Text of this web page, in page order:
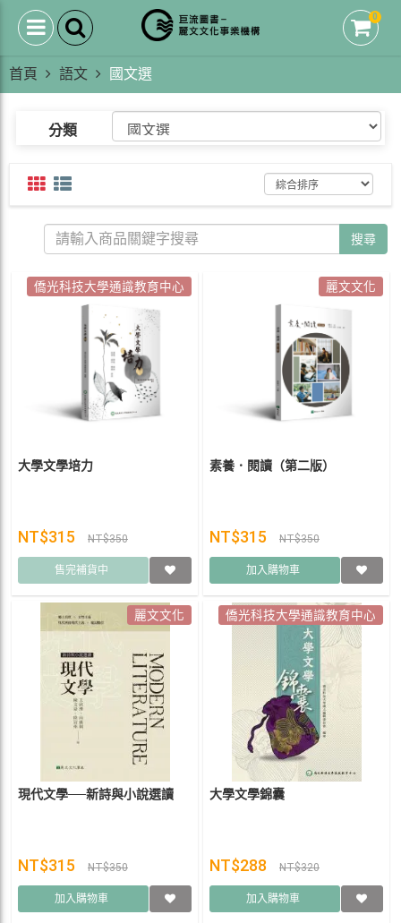
0
首頁 語文 國文選
分類
搜尋
僑光科技大學通識教育中心
大學文學培力
NT$315 NT$350
售完補貨中
麗文文化
素養．閱讀（第二版）
NT$315 NT$350
加入購物車
麗文文化
現代文學──新詩與小說選讀
NT$315 NT$350
加入購物車
僑光科技大學通識教育中心
大學文學錦囊
NT$288 NT$320
加入購物車